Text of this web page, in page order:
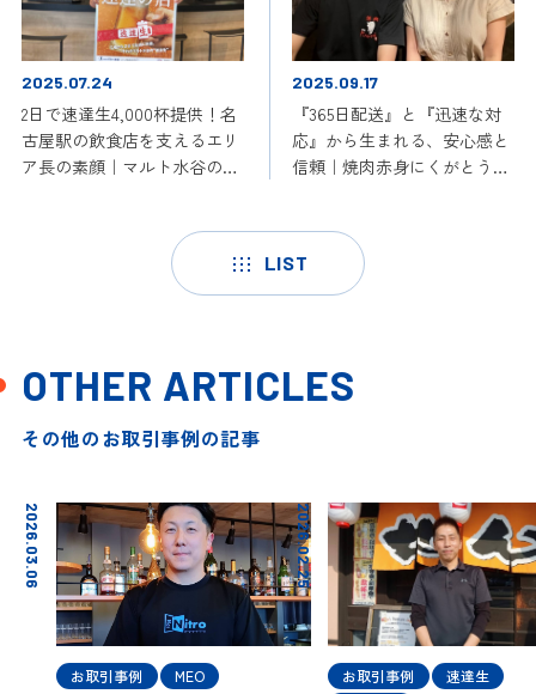
2025.07.24
2日で速達生4,000杯提供！名
古屋駅の飲食店を支えるエリ
ア長の素顔｜マルト水谷のこ
LIST
2025.09.17
『365日配送』と『迅速な対
応』から生まれる、安心感と
信頼｜焼肉赤身にくがとう
OTHER ARTICLES
その他のお取引事例の記事
2026.03.06
お取引事例 MEO
2026.02.25
お取引事例
速達生